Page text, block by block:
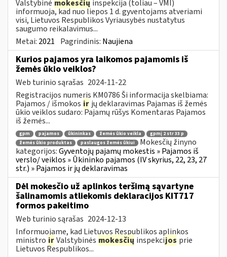
Valstybinė mokesčių inspekcija (toliau – VMI)
informuoja, kad nuo liepos 1 d. gyventojams atveriami
visi, Lietuvos Respublikos Vyriausybės nustatytus
saugumo reikalavimus...
Metai: 2021 Pagrindinis: Naujiena
Kurios pajamos yra laikomos pajamomis iš
žemės ūkio veiklos?
Web turinio sąrašas 2024-11-22
Registracijos numeris KM0786 Ši informacija skelbiama:
Pajamos / išmokos ir jų deklaravimas Pajamas iš žemės
ūkio veiklos sudaro: Pajamų rūšys Komentaras Pajamos
iš žemės...
gpm pajamos ūkininkas žemės ūkio veikla
gpmį 2 str 33 p
žemės ūkio produktas
paslaugos žemės ūkiui
Mokesčių žinyno
kategorijos:Gyventojų pajamų mokestis » Pajamos iš
verslo/ veiklos » Ūkininko pajamos (IV skyrius, 22, 23, 27
str.) » Pajamos ir jų deklaravimas
Dėl mokesčio už aplinkos teršimą sąvartyne
šalinamomis atliekomis deklaracijos KIT717
formos pakeitimo
Web turinio sąrašas 2024-12-13
Informuojame, kad Lietuvos Respublikos aplinkos
ministro irValstybinės mokesčių inspekcijos prie
Lietuvos Respublikos...